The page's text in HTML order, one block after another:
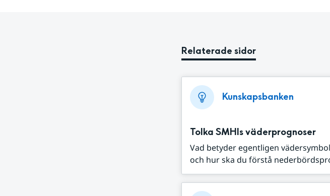
Relaterade sidor
Kunskapsbanken
Tolka SMHIs väderprognoser
Vad betyder egentligen
och hur ska du förstå